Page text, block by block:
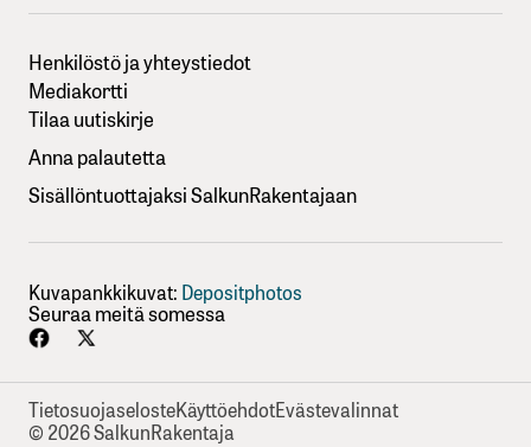
Henkilöstö ja yhteystiedot
Mediakortti
Tilaa uutiskirje
Anna palautetta
Sisällöntuottajaksi SalkunRakentajaan
Kuvapankkikuvat: Depositphotos
Seuraa meitä somessa
TietosuojaselosteKäyttöehdotEvästevalinnat
© 2026 SalkunRakentaja